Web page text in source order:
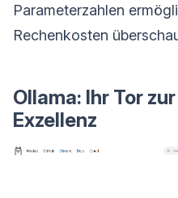
Parameterzahlen
Rechenkosten
Ollama: Ihr Tor
Exzellenz